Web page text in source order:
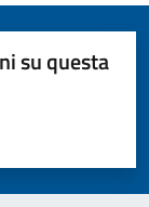
su questa